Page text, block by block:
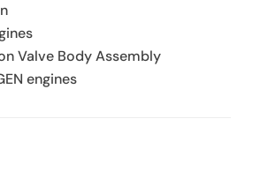
Valve Body Assembly
engines